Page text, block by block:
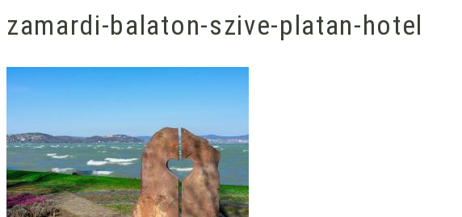
zamardi-balaton-szive-platan-hotel